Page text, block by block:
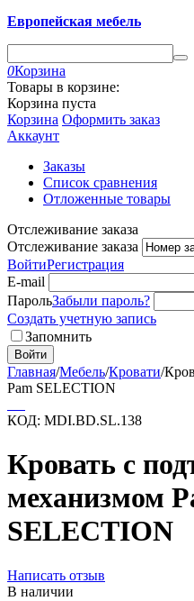
Европейская мебель
0Корзина
Товары в корзине:
Корзина пуста
Корзина Оформить заказ
Аккаунт
Заказы
Список сравнения
Отложенные товары
Отслеживание заказа
Отслеживание заказа
ВойтиРегистрация
E-mail
ПарольЗабыли пароль?
Создать учетную запись
Запомнить
Войти
Главная/Мебель/Кровати/
Pam SELECTION
КОД: MDI.BD.SL.138
Кровать с
механизмом
SELECTION
Написать отзыв
В наличии